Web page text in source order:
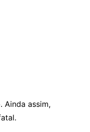
Ainda assim,